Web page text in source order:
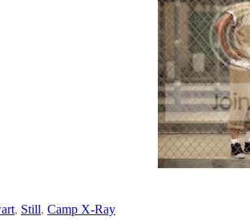
, Still, Camp X-Ray